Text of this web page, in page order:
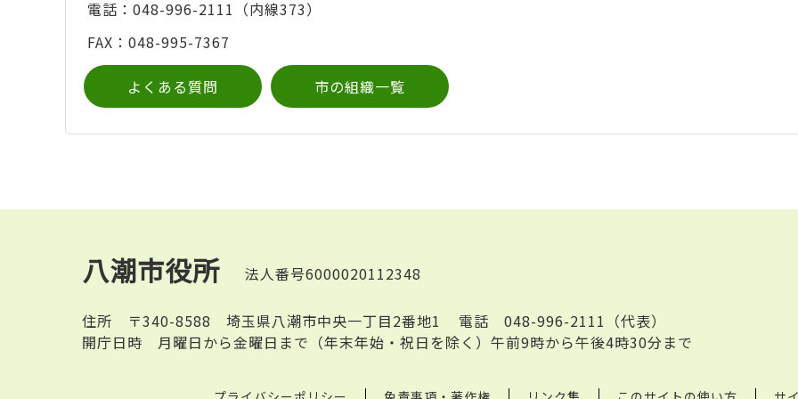
電話：048-996-2111（内線373）
FAX：048-995-7367
よくある質問 市の組織一覧
八潮市役所 法人番号6000020112348
住所 〒340-8588 埼玉県八潮市中央一丁目2番地1 電話 048-996-2111（代表）
開庁日時 月曜日から金曜日まで（年末年始・祝日を除く）午前9時から午後4時30分まで